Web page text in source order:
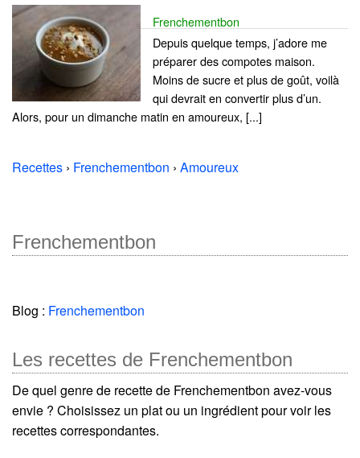
Frenchementbon
Depuis quelque temps, j’adore me
préparer des compotes maison.
Moins de sucre et plus de goût, voilà
qui devrait en convertir plus d’un.
Alors, pour un dimanche matin en amoureux, [...]
Recettes › Frenchementbon › Amoureux
Frenchementbon
Blog : Frenchementbon
Les recettes de Frenchementbon
De quel genre de recette de Frenchementbon avez-vous
envie ? Choisissez un plat ou un ingrédient pour voir les
recettes correspondantes.